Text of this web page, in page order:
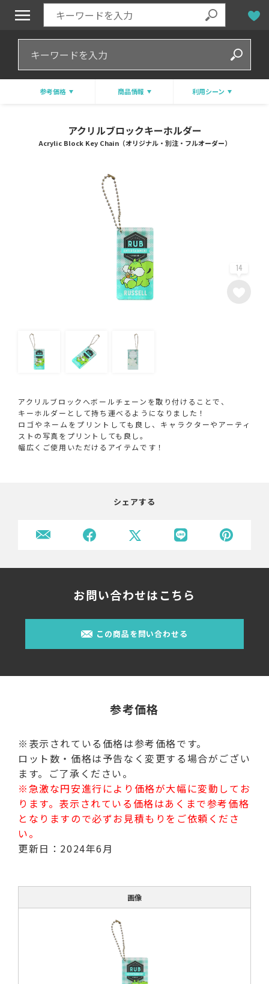
参考価格 商品情報 利用シーン
アクリルブロックキーホルダー
Acrylic Block Key Chain（オリジナル・別注・フルオーダー）
14
アクリルブロックへボールチェーンを取り付けることで、
キーホルダーとして持ち運べるようになりました！
ロゴやネームをプリントしても良し、キャラクターやアーティ
ストの写真をプリントしても良し。
幅広くご使用いただけるアイテムです！
シェアする
お問い合わせはこちら
この商品を問い合わせる
参考価格
※表示されている価格は参考価格です。
ロット数・価格は予告なく変更する場合がござい
ます。ご了承ください。
※急激な円安進行により価格が大幅に変動してお
ります。表示されている価格はあくまで参考価格
となりますので必ずお見積もりをご依頼くださ
い。
更新日：2024年6月
画像